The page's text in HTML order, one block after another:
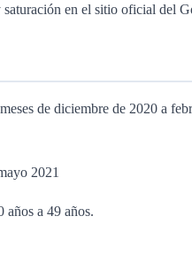
en el sitio oficial del
de diciembre de 2020 a
2021
años a 49 años.